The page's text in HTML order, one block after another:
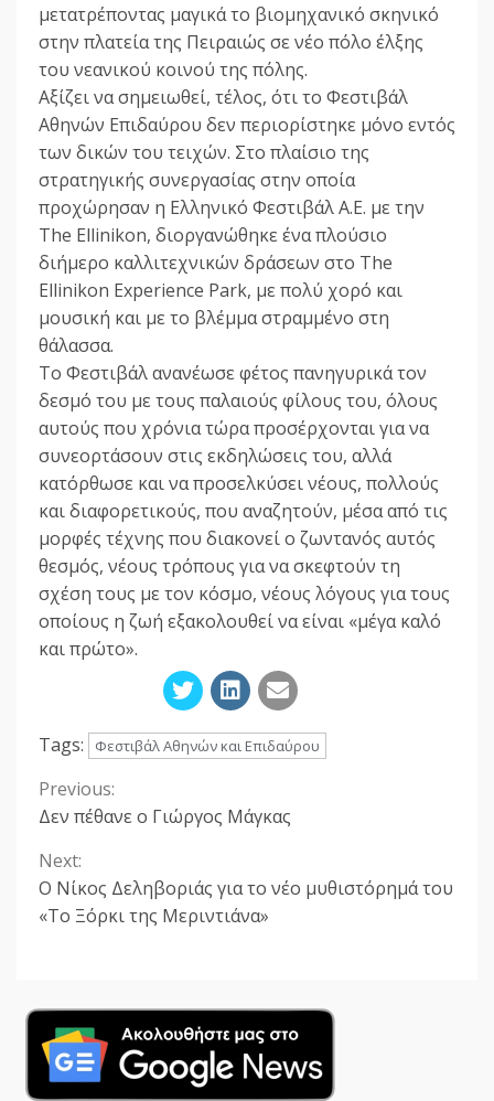
μετατρέποντας μαγικά το βιομηχανικό σκηνικό
στην πλατεία της Πειραιώς σε νέο πόλο έλξης
του νεανικού κοινού της πόλης.
Αξίζει να σημειωθεί, τέλος, ότι το Φεστιβάλ
Αθηνών Επιδαύρου δεν περιορίστηκε μόνο εντός
των δικών του τειχών. Στο πλαίσιο της
στρατηγικής συνεργασίας στην οποία
προχώρησαν η Ελληνικό Φεστιβάλ Α.Ε. με την
The Ellinikon, διοργανώθηκε ένα πλούσιο
διήμερο καλλιτεχνικών δράσεων στο The
Ellinikon Experience Park, με πολύ χορό και
μουσική και με το βλέμμα στραμμένο στη
θάλασσα.
Το Φεστιβάλ ανανέωσε φέτος πανηγυρικά τον
δεσμό του με τους παλαιούς φίλους του, όλους
αυτούς που χρόνια τώρα προσέρχονται για να
συνεορτάσουν στις εκδηλώσεις του, αλλά
κατόρθωσε και να προσελκύσει νέους, πολλούς
και διαφορετικούς, που αναζητούν, μέσα από τις
μορφές τέχνης που διακονεί ο ζωντανός αυτός
θεσμός, νέους τρόπους για να σκεφτούν τη
σχέση τους με τον κόσμο, νέους λόγους για τους
οποίους η ζωή εξακολουθεί να είναι «μέγα καλό
και πρώτο».
Tags: Φεστιβάλ Αθηνών και Επιδαύρου
Continue
Reading
Previous:
Δεν πέθανε ο Γιώργος Μάγκας
Next:
Ο Νίκος Δεληβοριάς για το νέο μυθιστόρημά του
«Το Ξόρκι της Μεριντιάνα»